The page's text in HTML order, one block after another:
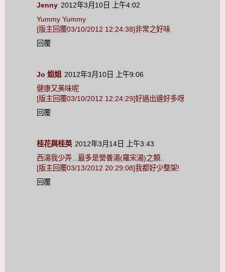
Jenny 2012年3月10日 上午4:02
Yummy Yummy
[版主回覆03/10/2012 12:24:38]非常之好味
回覆
Jo 姐姐 2012年3月10日 上午9:06
健康又美味呢
[版主回覆03/10/2012 12:24:29]好過出邊好多呀
回覆
桂花與桂英 2012年3月14日 上午3:43
西湯我少弄...最多是營養湯(羅宋湯)之類..
[版主回覆03/13/2012 20:29:08]我都好少整架!
回覆